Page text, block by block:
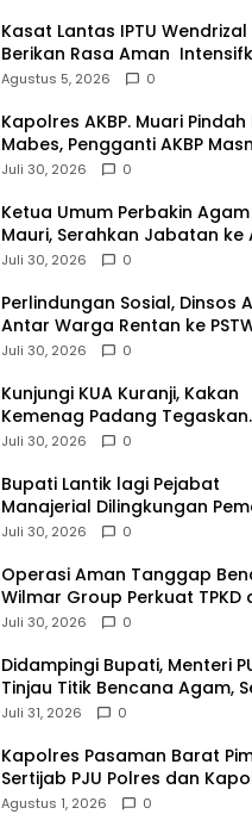
Kasat Lantas IPTU Wendrizal
Berikan Rasa Aman
Giat Preventif Pagi
Agustus 5, 2026 0
Kapolres AKBP. Muari Pindah
Mabes, Pengganti AKBP
dari Mabes
Juli 30, 2026 0
Ketua Umum Perbakin Agam
Mauri, Serahkan Jabatan ke
Masnoni
Juli 30, 2026 0
Perlindungan Sosial, Dinsos
Antar Warga Rentan ke
Batusangkar
Juli 30, 2026 0
Kunjungi KUA Kuranji, Kakan
Kemenag Padang Tegaskan
Terapkan Disiplin Kerja
Juli 30, 2026 0
Bupati Lantik lagi Pejabat
Manajerial Dilingkungan
Tanah Datar
Juli 30, 2026 0
Operasi Aman Tanggap
Wilmar Group Perkuat TPKD
Masyarakat
Juli 30, 2026 0
Didampingi Bupati, Menteri
Tinjau Titik Bencana Agam,
Dipulihkan
Juli 31, 2026 0
Kapolres Pasaman Barat
Sertijab PJU Polres dan
Sungai Beremas
Agustus 1, 2026 0